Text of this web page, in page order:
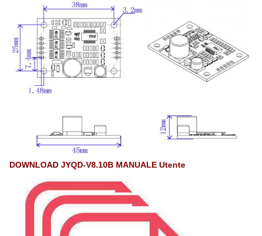
DOWNLOAD JYQD-V8.10B MANUALE Utente